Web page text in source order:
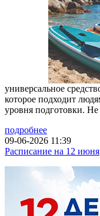
универсальное
которое подходит
уровня подготовки. Не
подробнее
09-06-2026 11:39
Расписание на 12 июня